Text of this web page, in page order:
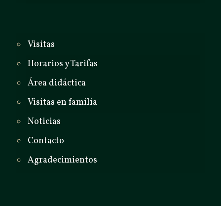
Visitas
Horarios y Tarifas
Área didáctica
Visitas en familia
Noticias
Contacto
Agradecimientos